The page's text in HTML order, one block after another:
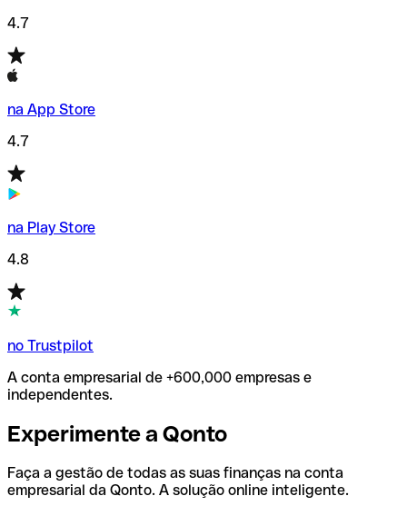
4.7
na App Store
4.7
na Play Store
4.8
no Trustpilot
A conta empresarial de +600,000 empresas e
independentes.
Experimente a Qonto
Faça a gestão de todas as suas finanças na conta
empresarial da Qonto. A solução online inteligente.